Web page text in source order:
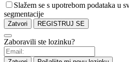
Slažem se s upotrebom podataka u
segmentacije
Zatvori REGISTRUJ SE
Zaboravili ste lozinku?